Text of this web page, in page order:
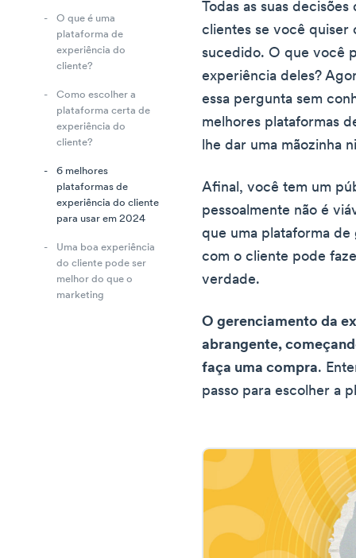
O que é uma
plataforma de
experiência do
cliente?
Como escolher a
plataforma certa de
experiência do
cliente?
6 melhores
plataformas de
experiência do cliente
para usar em 2024
Uma boa experiência
do cliente pode ser
melhor do que o
marketing
Todas as suas
clientes se você
sucedido. O que você
experiência deles?
essa pergunta sem
melhores plataformas
lhe dar uma mãozinha
Afinal, você tem um
pessoalmente não é
que uma plataforma
com o cliente pode
verdade.
O gerenciamento da
abrangente,
faça uma compra.
passo para escolher a